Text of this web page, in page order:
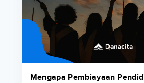
Mengapa Pembiayaan